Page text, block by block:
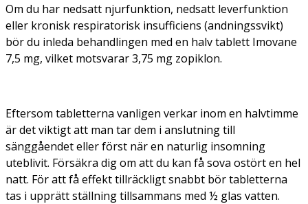
Om du har nedsatt njurfunktion, nedsatt leverfunktion
eller kronisk respiratorisk insufficiens (andningssvikt)
bör du inleda behandlingen med en halv tablett Imovane
7,5 mg, vilket motsvarar 3,75 mg zopiklon.
Eftersom tabletterna vanligen verkar inom en halvtimme
är det viktigt att man tar dem i anslutning till
sänggåendet eller först när en naturlig insomning
uteblivit. Försäkra dig om att du kan få sova ostört en hel
natt. För att få effekt tillräckligt snabbt bör tabletterna
tas i upprätt ställning tillsammans med ½ glas vatten.